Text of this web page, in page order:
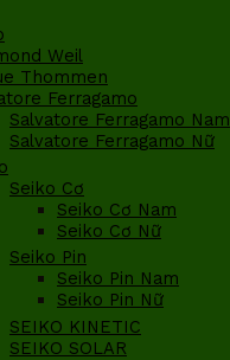
Weil
Thommen
Ferragamo
Salvatore Ferragamo Nam
Salvatore Ferragamo Nữ
Seiko Cơ
Seiko Cơ Nam
Seiko Cơ Nữ
Seiko Pin
Seiko Pin Nam
Seiko Pin Nữ
SEIKO KINETIC
SEIKO SOLAR